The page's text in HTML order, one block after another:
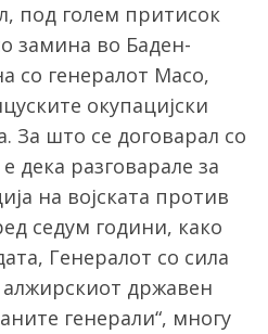
под голем притисок
замина во Баден-
со генералот Масо,
окупацијски
За што се договарал со
дека разговарале за
на војската против
седум години, како
Генералот со сила
државен
генерали“, многу